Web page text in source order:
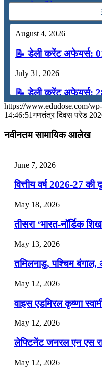
टुडेज जीके
Menu Menu
August 4, 2026
📝 डेली करेंट अफेयर्स:
July 31, 2026
📝 डेली करेंट अफेयर्स:
July 28, 2026
📝 डेली करेंट अफेयर्स:
📝 डेली करेंट अफेयर्स:
July 22, 2026
📝 डेली करेंट अफेयर्स:
July 19, 2026
📝 डेली करेंट अफेयर्स:
July 16, 2026
📝 डेली करेंट अफेयर्स:
https://www.edudose.com/
14:46:51गणतंत्र दिवस परेड
नवीनतम सामायिक आलेख
June 7, 2026
वित्तीय वर्ष 2026-27 की
May 18, 2026
तीसरा ‘भारत-नॉर्डिक
May 13, 2026
तमिलनाडु, पश्चिम
May 12, 2026
वाइस एडमिरल कृष्णा
May 12, 2026
लेफ्टिनेंट जनरल एन एस
May 12, 2026